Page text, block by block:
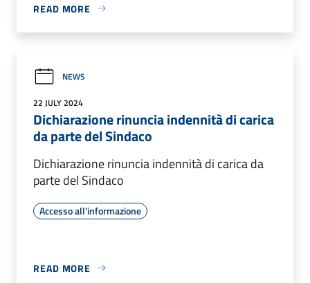
READ MORE
NEWS
22 JULY 2024
Dichiarazione rinuncia indennità di carica
da parte del Sindaco
Dichiarazione rinuncia indennità di carica da
parte del Sindaco
Accesso all'informazione
READ MORE